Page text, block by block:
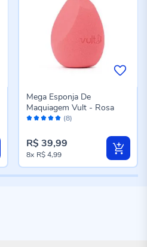
Avaliação: (8)
Mega Esponja De
Maquiagem Vult - Rosa
R$ 39,99
8x R$ 4,99